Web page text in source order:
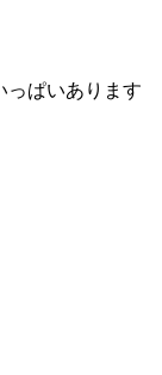
っぱいあります